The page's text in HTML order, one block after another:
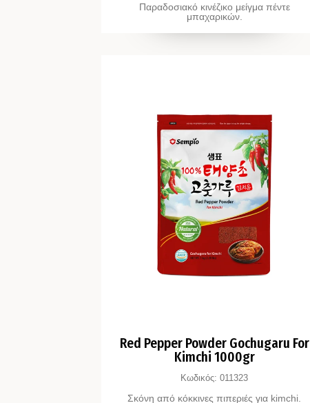
Παραδοσιακό κινέζικο μείγμα πέντε
μπαχαρικών.
Red Pepper Powder Gochugaru For
Kimchi 1000gr
Κωδικός: 011323
Σκόνη από κόκκινες πιπεριές για kimchi.